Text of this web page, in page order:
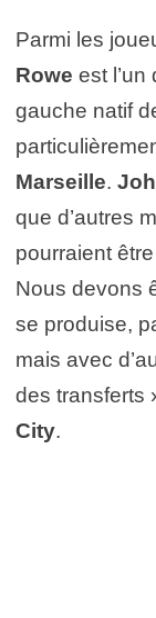
Parmi les
Rowe est l’un
gauche natif
Marseille.
que d’autres
pourraient
Nous devons
se produise,
mais avec
des transferts
City.